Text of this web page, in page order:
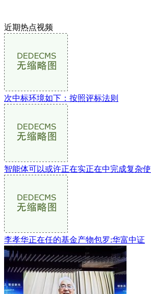
近期热点视频
次中标环境如下：按照评标法则
智能体可以或许正在实正在中完成复杂使
李孝华正在任的基金产物包罗:华富中证